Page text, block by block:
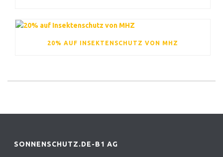
20% AUF INSEKTENSCHUTZ VON MHZ
SONNENSCHUTZ.DE-B1 AG